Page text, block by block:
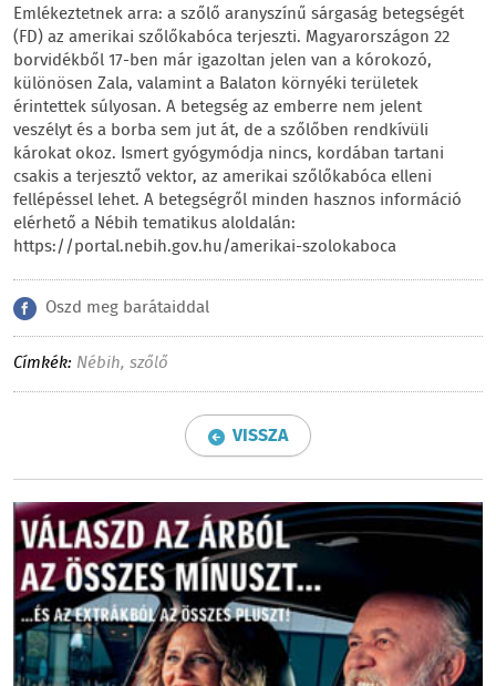
Emlékeztetnek arra: a szőlő aranyszínű sárgaság betegségét
(FD) az amerikai szőlőkabóca terjeszti. Magyarországon 22
borvidékből 17-ben már igazoltan jelen van a kórokozó,
különösen Zala, valamint a Balaton környéki területek
érintettek súlyosan. A betegség az emberre nem jelent
veszélyt és a borba sem jut át, de a szőlőben rendkívüli
károkat okoz. Ismert gyógymódja nincs, kordában tartani
csakis a terjesztő vektor, az amerikai szőlőkabóca elleni
fellépéssel lehet. A betegségről minden hasznos információ
elérhető a Nébih tematikus aloldalán:
https://portal.nebih.gov.hu/amerikai-szolokaboca
Oszd meg barátaiddal
Címkék: Nébih, szőlő
VISSZA